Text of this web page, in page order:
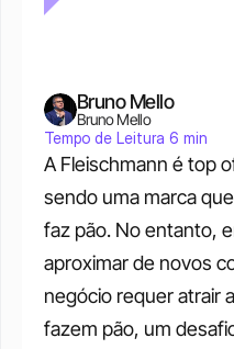
A Fleischmann é top
sendo uma marca
faz pão. No entanto,
aproximar de novos
negócio requer atrair
fazem pão, um
Bruno Mello
Bruno Mello
Tempo de Leitura 6 min